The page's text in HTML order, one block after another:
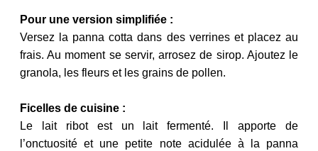
Pour une version simplifiée :
Versez la panna cotta dans des verrines et placez au
frais. Au moment se servir, arrosez de sirop. Ajoutez le
granola, les fleurs et les grains de pollen.
Ficelles de cuisine :
Le lait ribot est un lait fermenté. Il apporte de
l’onctuosité et une petite note acidulée à la panna